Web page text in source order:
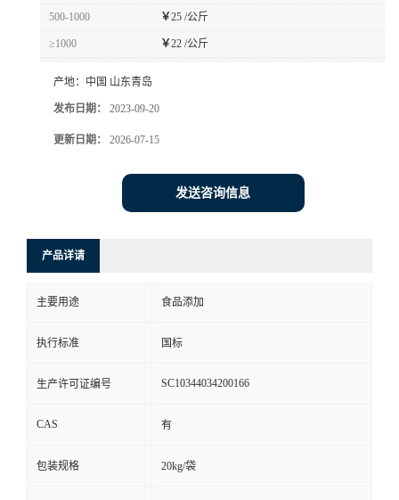
500-1000 ￥25 /公斤
≥1000 ￥22 /公斤
产地： 中国 山东青岛
发布日期： 2023-09-20
更新日期： 2026-07-15
发送咨询信息
产品详请
主要用途 食品添加
执行标准 国标
生产许可证编号 SC10344034200166
CAS 有
包装规格 20kg/袋